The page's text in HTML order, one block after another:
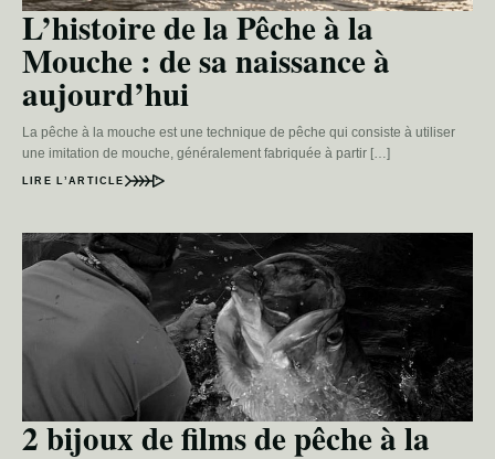
L’histoire de la Pêche à la
Mouche : de sa naissance à
aujourd’hui
La pêche à la mouche est une technique de pêche qui consiste à utiliser
une imitation de mouche, généralement fabriquée à partir […]
LIRE L’ARTICLE
2 bijoux de films de pêche à la